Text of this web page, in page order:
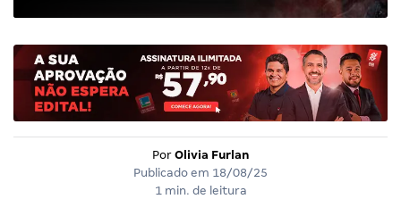
Por Olivia Furlan
Publicado em 18/08/25
1 min. de leitura